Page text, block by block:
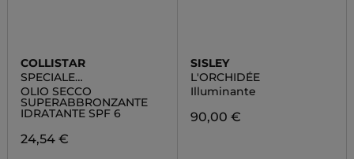
COLLISTAR
SPECIALE
ABBRONZATURA
PERFETTA
OLIO SECCO
SUPERABBRONZANTE
IDRATANTE SPF 6
24,54 €
SISLEY
L'ORCHIDÉE
Illuminante
90,00 €